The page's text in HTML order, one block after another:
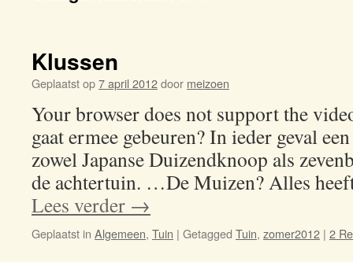
Klussen
Geplaatst op7 april 2012door meizoen
Your browser does not support the
gaat ermee gebeuren? In ieder geval
zowel Japanse Duizendknoop als
de achtertuin. …De Muizen? Alles
Lees verder →
Geplaatst in Algemeen, Tuin | Getagged Tuin, zomer2012 | 2